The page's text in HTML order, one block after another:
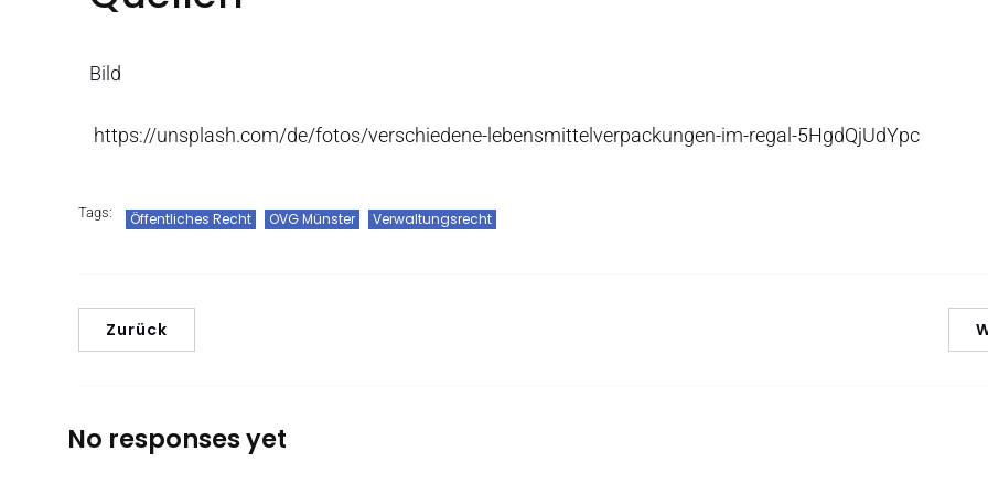
Bild
https://unsplash.com/de/fotos/verschiedene-lebensmittelverpackungen-im-regal-5HgdQjUdYpc
Tags: Öffentliches Recht OVG Münster Verwaltungsrecht
Zurück
No responses yet